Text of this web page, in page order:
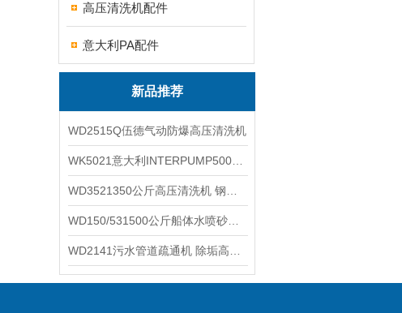
高压清洗机配件
意大利PA配件
新品推荐
WD2515Q伍德气动防爆高压清洗机